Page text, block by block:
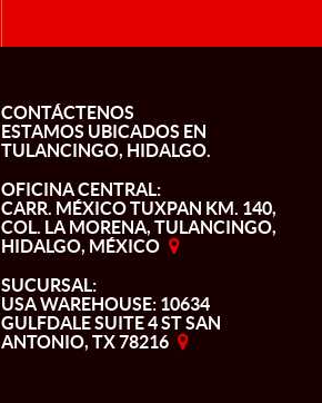
CONTÁCTENOS
ESTAMOS UBICADOS EN
TULANCINGO, HIDALGO.
OFICINA CENTRAL:
CARR. MÉXICO TUXPAN KM. 140,
COL. LA MORENA, TULANCINGO,
HIDALGO, MÉXICO
SUCURSAL:
USA WAREHOUSE: 10634
GULFDALE SUITE 4 ST SAN
ANTONIO, TX 78216